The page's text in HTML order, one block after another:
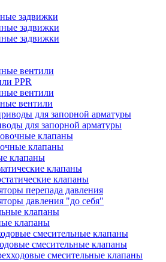
задвижки
задвижки
задвижки
вентили
PPR
вентили
вентили
для запорной арматуры
клапаны
клапаны
клапаны
клапаны
перепада давления
давления "до себя"
клапаны
смесительные клапаны
смесительные клапаны
смесительные клапаны